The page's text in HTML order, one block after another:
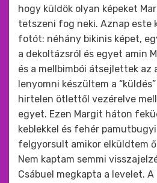
hogy küldök olyan képeket
tetszeni fog neki. Aznap este
fotót: néhány bikinis képet,
a dekoltázsról és egyet amin
és a mellbimbói átsejlettek az
lenyomni készültem a
hirtelen ötlettől vezérelve
egyet. Ezen Margit háton
keblekkel és fehér
felgyorsult amikor elküldtem
Nem kaptam semmi
Csábuel megkapta a levelet.